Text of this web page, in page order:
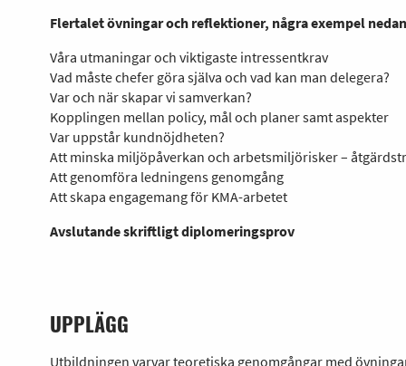
Flertalet övningar och reflektioner, några exempel nedan
Våra utmaningar och viktigaste intressentkrav
Vad måste chefer göra själva och vad kan man delegera?
Var och när skapar vi samverkan?
Kopplingen mellan policy, mål och planer samt aspekter
Var uppstår kundnöjdheten?
Att minska miljöpåverkan och arbetsmiljörisker –
Att genomföra ledningens genomgång
Att skapa engagemang för KMA-arbetet
Avslutande skriftligt diplomeringsprov
UPPLÄGG
Utbildningen varvar teoretiska genomgångar med